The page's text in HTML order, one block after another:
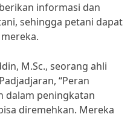
informasi dan
sehingga petani dapat
M.Sc., seorang ahli
“Peran
dalam peningkatan
diremehkan. Mereka